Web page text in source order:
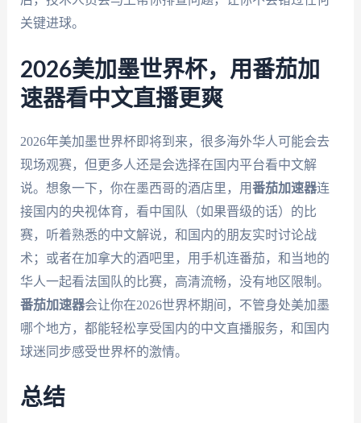
关键进球。
2026美加墨世界杯，用番茄加
速器看中文直播更爽
2026年美加墨世界杯即将到来，很多海外华人可能会去
现场观赛，但更多人还是会选择在国内平台看中文解
说。想象一下，你在墨西哥的酒店里，用番茄加速器连
接国内的央视体育，看中国队（如果晋级的话）的比
赛，听着熟悉的中文解说，和国内的朋友实时讨论战
术；或者在加拿大的酒吧里，用手机连番茄，和当地的
华人一起看法国队的比赛，高清流畅，没有地区限制。
番茄加速器会让你在2026世界杯期间，不管身处美加墨
哪个地方，都能轻松享受国内的中文直播服务，和国内
球迷同步感受世界杯的激情。
总结